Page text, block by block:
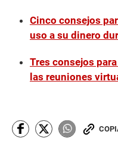
Cinco consejos
uso a su dinero
Tres consejos
las reuniones